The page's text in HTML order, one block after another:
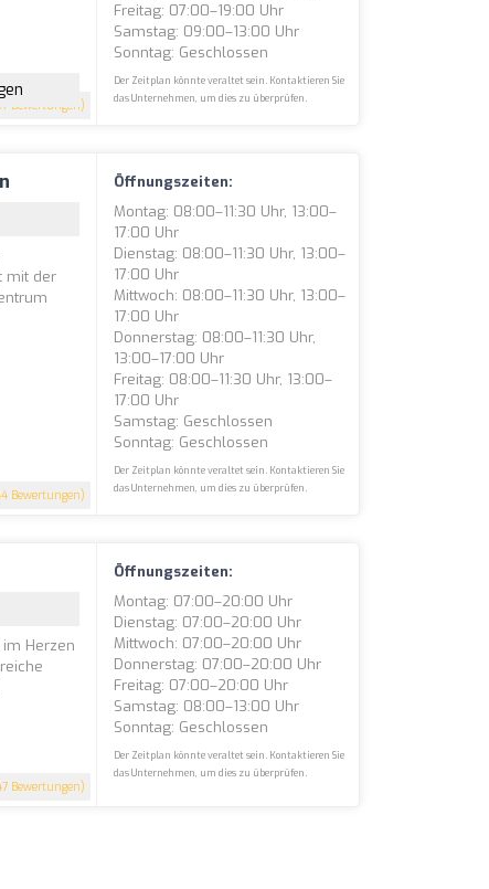
Bewertungen)
Freitag: 07:00–19:00 Uhr
Samstag: 09:00–13:00 Uhr
Sonntag: Geschlossen
Der Zeitplan könnte veraltet sein. Kontaktieren Sie
das Unternehmen, um dies zu überprüfen.
Bewertungen)
mit der
Öffnungszeiten:
Montag: 08:00–11:30 Uhr, 13:00–
17:00 Uhr
Dienstag: 08:00–11:30 Uhr, 13:00–
17:00 Uhr
Mittwoch: 08:00–11:30 Uhr, 13:00–
17:00 Uhr
Donnerstag: 08:00–11:30 Uhr,
13:00–17:00 Uhr
Freitag: 08:00–11:30 Uhr, 13:00–
17:00 Uhr
Samstag: Geschlossen
Sonntag: Geschlossen
Der Zeitplan könnte veraltet sein. Kontaktieren Sie
das Unternehmen, um dies zu überprüfen.
Bewertungen)
Herzen
Öffnungszeiten:
Montag: 07:00–20:00 Uhr
Dienstag: 07:00–20:00 Uhr
Mittwoch: 07:00–20:00 Uhr
Donnerstag: 07:00–20:00 Uhr
Freitag: 07:00–20:00 Uhr
Samstag: 08:00–13:00 Uhr
Sonntag: Geschlossen
Der Zeitplan könnte veraltet sein. Kontaktieren Sie
das Unternehmen, um dies zu überprüfen.